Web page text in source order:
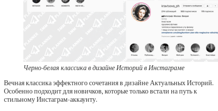
Черно-белая классика в дизайне Историй в Инстаграме
Вечная классика эффектного сочетания в дизайне Актуальных Историй.
Особенно подходит для новичков, которые только встали на путь к
стильному Инстаграм-аккаунту.